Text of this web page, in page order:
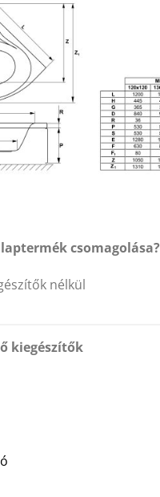
csomagolása?
nélkül
kiegészítők